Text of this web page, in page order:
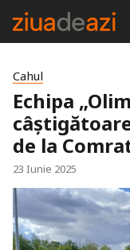
Cahul
Echipa
de la
23 Iunie 2025